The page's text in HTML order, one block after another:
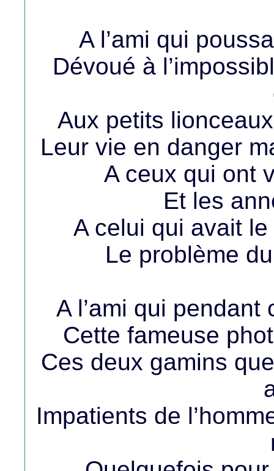
A l’ami qui
Dévoué à
Aux petits
Leur vie en danger
A ceux qui ont
Et les
A celui qui avait
Le problème
A l’ami qui
Cette fameuse
Ces deux gamins
Impatients de